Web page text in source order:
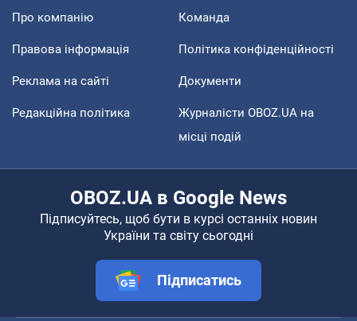
Про компанію Команда
Правова інформація Політика конфіденційності
Реклама на сайті Документи
Редакційна політика
Журналісти OBOZ.UA на
місці подій
OBOZ.UA в Google News
Підписуйтесь, щоб бути в курсі останніх новин
України та світу сьогодні
Підписатись